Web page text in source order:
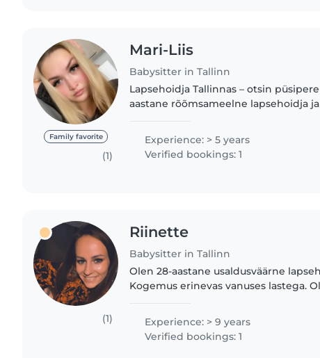
Family favorite
(1)
Mari-Liis
Babysitter in Tallinn
Lapsehoidja Tallinnas – otsin püsipere
aastane rõõmsameelne lapsehoidja
nooremat venda ja õe pisikesi...
Experience: > 5 years
Verified bookings: 1
(1)
Riinette
Babysitter in Tallinn
Olen 28-aastane usaldusväärne
Kogemus erinevas vanuses lastega. Olemas perede
arengu ja kasvatuse..
Experience: > 9 years
Verified bookings: 1